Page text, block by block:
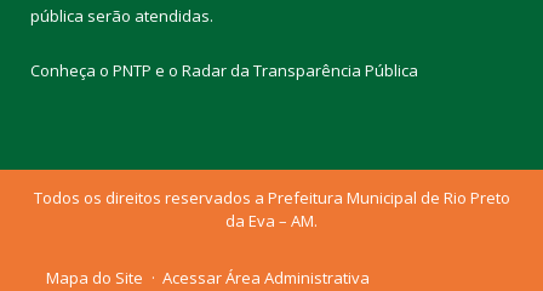
pública serão atendidas.
Conheça o PNTP e o Radar da Transparência Pública
Todos os direitos reservados a Prefeitura Municipal de Rio Preto
da Eva – AM.
Mapa do Site
Acessar Área Administrativa